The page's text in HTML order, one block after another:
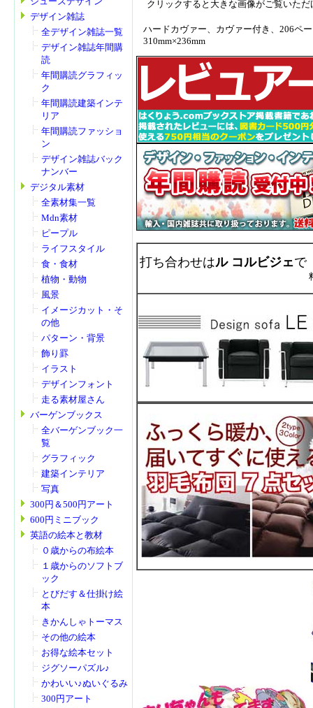
デザイン雑誌
全デザイン雑誌一覧
デザイン雑誌年間購
読
年間購読グラフィッ
ク
年間購読建築インテ
リア
年間購読ファッショ
ン
デザイン雑誌バック
ナンバー
デジタル素材
全素材集一覧
Mdn素材
ピープル
ライフスタイル
食・食材
植物・動物
風景
イメージカット・そ
の他
パターン・背景
飾り罫
イラスト
デザインフォント
走る素材屋さん
バーゲンブックス
全バーゲンブック一
覧
グラフィック
建築インテリア
写真
300円＆500円アート
600円ミニブック
英語の絵本と教材
０歳からの布絵本
１歳からのソフトブ
ック
とびだす＆仕掛け絵
本
きかんしゃトーマス
その他の絵本
お得な絵本セット
ジグソーパズル♪
かわいい♪ぬいぐるみ
300円アート
クリックすると大きな画像がご覧いただ
ハードカヴァー、カヴァー付き、206ペ
310mm×236mm
打ち合わせはル コルビジェで